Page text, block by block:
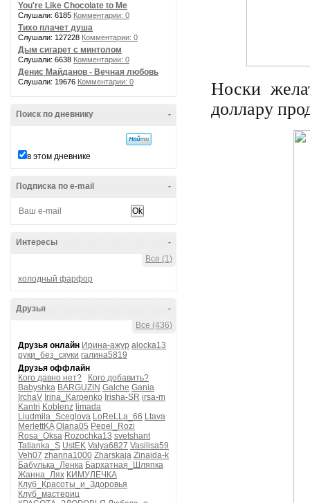
You're Like Chocolate to Me
Слушали: 6185 Комментарии: 0
Тихо плачет душа
Слушали: 127228 Комментарии: 0
Дым сигарет с минтолом
Слушали: 6638 Комментарии: 0
Денис Майданов - Вечная любовь
Слушали: 19676 Комментарии: 0
-
Поиск по дневнику
в этом дневнике
-
Подписка по e-mail
-
Интересы
Все (1)
холодный фарфор
-
Друзья
Все (436)
Друзья онлайн Ирина-ажур alocka13
руки_без_скуки галина5819
Друзья оффлайн
Кого давно нет?
Кого добавить?
Babyshka BARGUZIN Galche Gania
IrchaV Irina_Karpenko Irisha-SR irsa-m
Kantri Koblenz limada
Liudmila_Sceglova LoReLLa_66 Ltava
MerlettKA Olana05 Pepel_Rozi
Rosa_Oksa Rozochka13 svetshant
Tatianka_S UstEK Valya6827 Vasilisa59
Veh07 zhanna1000 Zharskaja Zinaida-k
Бабулька_Ленка Бархатная_Шляпка
Жанна_Лях КИМУЛЕЧКА
Клуб_Красоты_и_Здоровья
Клуб_мастериц
Носки
доллару